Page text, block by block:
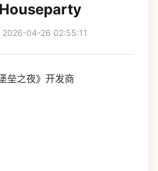
2026-04-26 02:55:11
垒之夜》开发商